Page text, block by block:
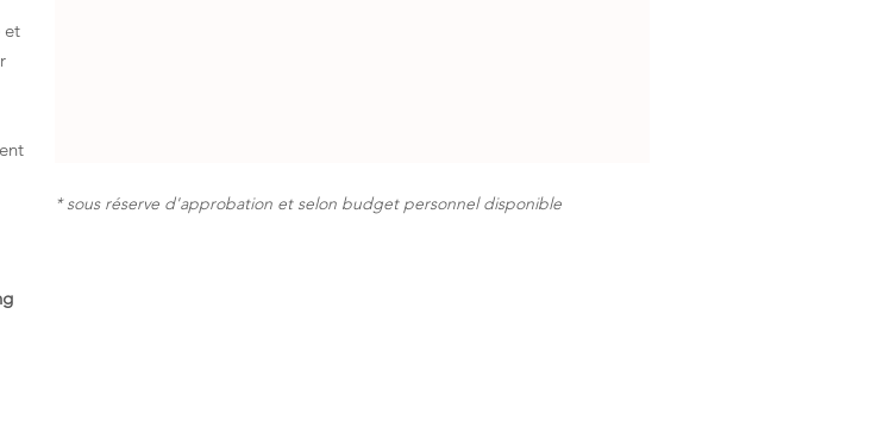
et
* sous réserve d'approbation et selon budget personnel disponible